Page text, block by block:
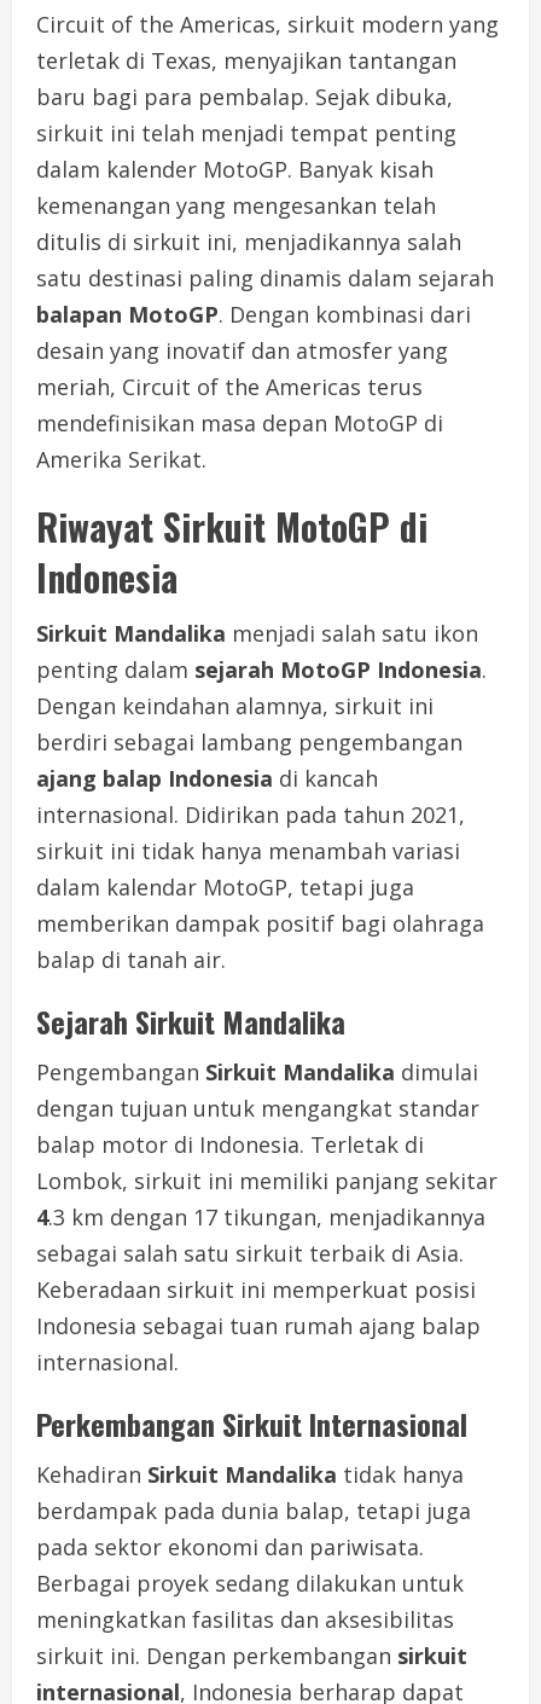
Circuit of the Americas, sirkuit modern yang
terletak di Texas, menyajikan tantangan
baru bagi para pembalap. Sejak dibuka,
sirkuit ini telah menjadi tempat penting
dalam kalender MotoGP. Banyak kisah
kemenangan yang mengesankan telah
ditulis di sirkuit ini, menjadikannya salah
satu destinasi paling dinamis dalam sejarah
balapan MotoGP. Dengan kombinasi dari
desain yang inovatif dan atmosfer yang
meriah, Circuit of the Americas terus
mendefinisikan masa depan MotoGP di
Amerika Serikat.
Riwayat Sirkuit MotoGP di
Indonesia
Sirkuit Mandalika menjadi salah satu ikon
penting dalam sejarah MotoGP Indonesia.
Dengan keindahan alamnya, sirkuit ini
berdiri sebagai lambang pengembangan
ajang balap Indonesia di kancah
internasional. Didirikan pada tahun 2021,
sirkuit ini tidak hanya menambah variasi
dalam kalendar MotoGP, tetapi juga
memberikan dampak positif bagi olahraga
balap di tanah air.
Sejarah Sirkuit Mandalika
Pengembangan Sirkuit Mandalika dimulai
dengan tujuan untuk mengangkat standar
balap motor di Indonesia. Terletak di
Lombok, sirkuit ini memiliki panjang sekitar
4.3 km dengan 17 tikungan, menjadikannya
sebagai salah satu sirkuit terbaik di Asia.
Keberadaan sirkuit ini memperkuat posisi
Indonesia sebagai tuan rumah ajang balap
internasional.
Perkembangan Sirkuit Internasional
Kehadiran Sirkuit Mandalika tidak hanya
berdampak pada dunia balap, tetapi juga
pada sektor ekonomi dan pariwisata.
Berbagai proyek sedang dilakukan untuk
meningkatkan fasilitas dan aksesibilitas
sirkuit ini. Dengan perkembangan sirkuit
internasional, Indonesia berharap dapat